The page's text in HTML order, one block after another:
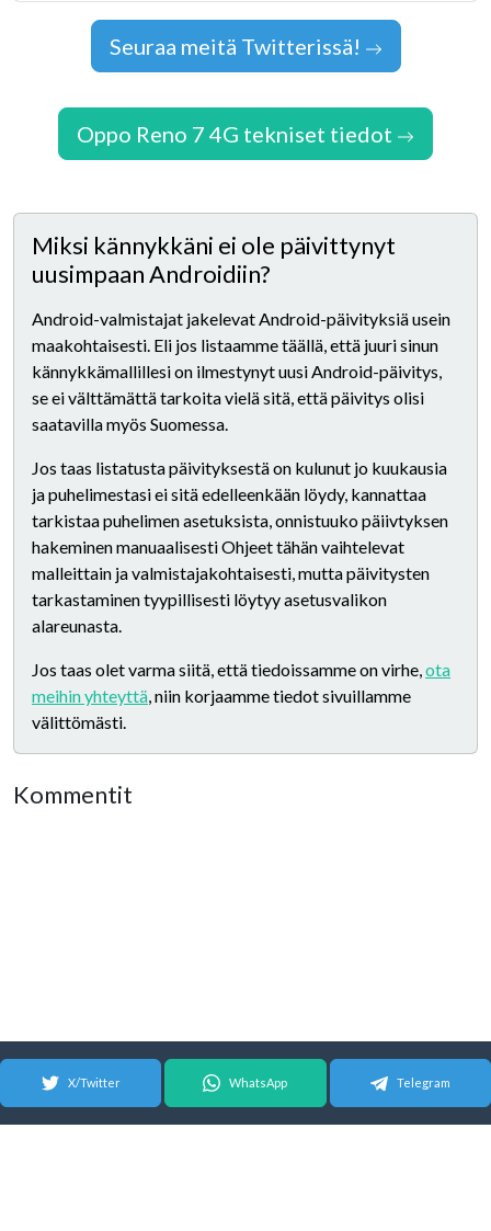
Seuraa meitä Twitterissä!
Oppo Reno 7 4G tekniset tiedot
Miksi kännykkäni ei ole päivittynyt
uusimpaan Androidiin?
Android-valmistajat jakelevat Android-päivityksiä usein
maakohtaisesti. Eli jos listaamme täällä, että juuri sinun
kännykkämallillesi on ilmestynyt uusi Android-päivitys,
se ei välttämättä tarkoita vielä sitä, että päivitys olisi
saatavilla myös Suomessa.
Jos taas listatusta päivityksestä on kulunut jo kuukausia
ja puhelimestasi ei sitä edelleenkään löydy, kannattaa
tarkistaa puhelimen asetuksista, onnistuuko päiivtyksen
hakeminen manuaalisesti Ohjeet tähän vaihtelevat
malleittain ja valmistajakohtaisesti, mutta päivitysten
tarkastaminen tyypillisesti löytyy asetusvalikon
alareunasta.
Jos taas olet varma siitä, että tiedoissamme on virhe,ota
meihin yhteyttä, niin korjaamme tiedot sivuillamme
välittömästi.
Kommentit
X/Twitter WhatsApp Telegram